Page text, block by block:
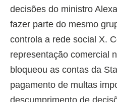
decisões do ministro
fazer parte do mesmo
controla a rede social X.
representação comercial
bloqueou as contas da
pagamento de multas